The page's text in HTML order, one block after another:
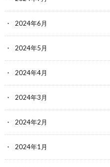
2024年6月
2024年5月
2024年4月
2024年3月
2024年2月
2024年1月